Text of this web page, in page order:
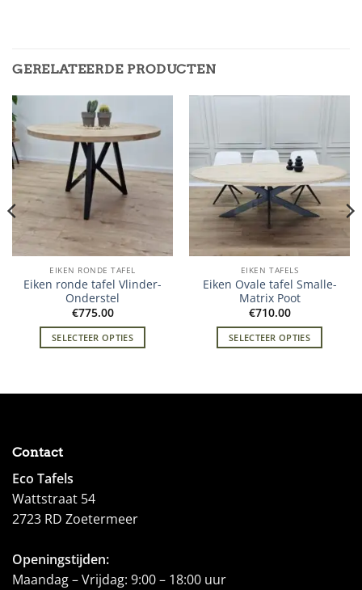
GERELATEERDE PRODUCTEN
EIKEN RONDE TAFEL
Eiken ronde tafel Vlinder-
Onderstel
€775.00
SELECTEER OPTIES
EIKEN TAFELS
Eiken Ovale tafel Smalle-
Matrix Poot
€710.00
SELECTEER OPTIES
Contact
Eco Tafels
Wattstraat 54
2723 RD Zoetermeer
Openingstijden:
Maandag – Vrijdag: 9:00 – 18:00 uur